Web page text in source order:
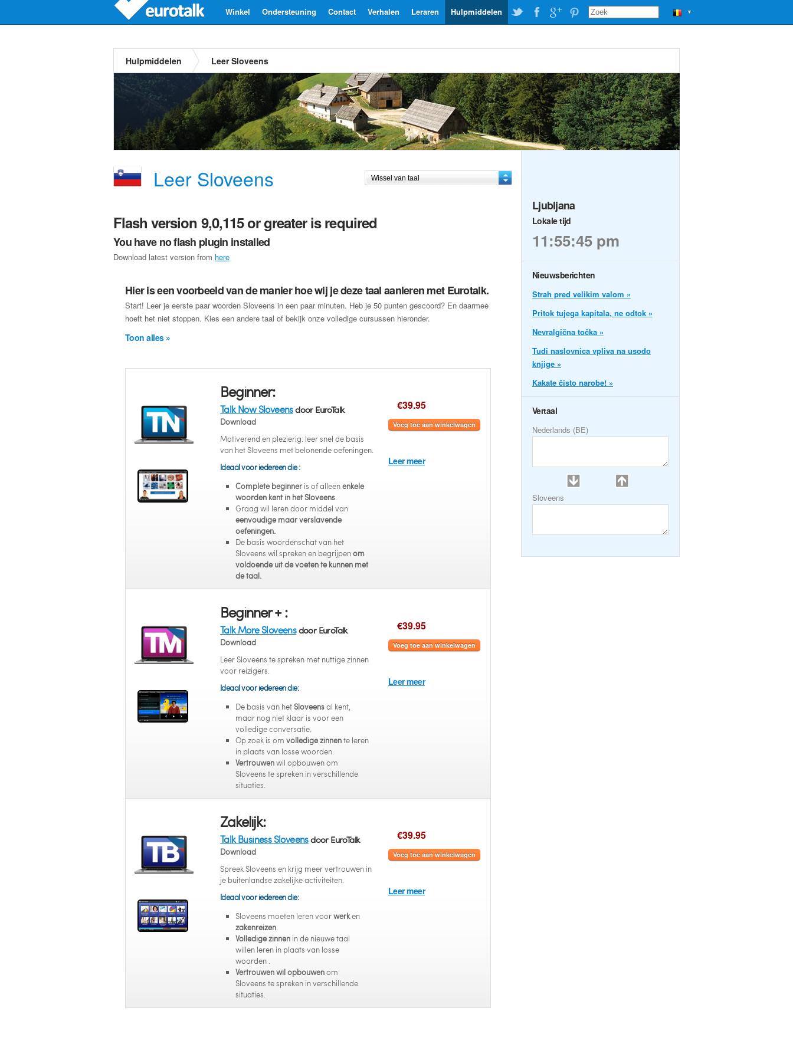
▼
Hulpmiddelen
Leraren
Verhalen
Contact
Ondersteuning
Winkel
Hulpmiddelen Leer Sloveens
Leer Sloveens
Flash version 9,0,115 or greater is required
You have no flash plugin installed
Download latest version from here
Hier is een voorbeeld van de manier hoe wij je deze taal aanleren met Eurotalk.
Start! Leer je eerste paar woorden Sloveens in een paar minuten. Heb je 50 punten gescoord? En daarmee
hoeft het niet stoppen. Kies een andere taal of bekijk onze volledige cursussen hieronder.
Toon alles »
Beginner:
Talk Now Sloveensdoor EuroTalk
Download
Motiverend en plezierig: leer snel de basis
van het Sloveens met belonende oefeningen.
Ideaal voor iedereen die :
Complete beginner is of alleenenkele
woorden kent in het Sloveens.
Graag wil leren door middel van
eenvoudige maar verslavende
oefeningen.
De basis woordenschat van het
Sloveens wil spreken en begrijpenom
voldoende uit de voeten te kunnen met
de taal.
€39.95
Voeg toe aan winkelwagen
Leer meer
Beginner + :
Talk More Sloveensdoor EuroTalk
Download
Leer Sloveens te spreken met nuttige zinnen
voor reizigers.
Ideaal voor iedereen die:
De basis van hetSloveensal kent,
maar nog niet klaar is voor een
volledige conversatie.
Op zoek is om volledige zinnente leren
in plaats van losse woorden.
Vertrouwenwil opbouwen om
Sloveens te spreken in verschillende
situaties.
€39.95
Voeg toe aan winkelwagen
Leer meer
Zakelijk:
Talk Business Sloveensdoor EuroTalk
Download
Spreek Sloveens en krijg meer vertrouwen in
je buitenlandse zakelijke activiteiten.
Ideaal voor iedereen die:
Sloveens moeten leren voorwerken
zakenreizen.
Volledige zinnen in de nieuwe taal
willen leren in plaats van losse
woorden .
Vertrouwen wil opbouwenom
Sloveens te spreken in verschillende
situaties.
€39.95
Voeg toe aan winkelwagen
Leer meer
Ljubljana
Lokale tijd
11:55:46 pm
Nieuwsberichten
Strah pred velikim valom »
Pritok tujega kapitala, ne odtok »
Nevralgična točka »
Tudi naslovnica vpliva na usodo
knjige »
Kakate čisto narobe! »
Vertaal
Nederlands (BE)
Sloveens